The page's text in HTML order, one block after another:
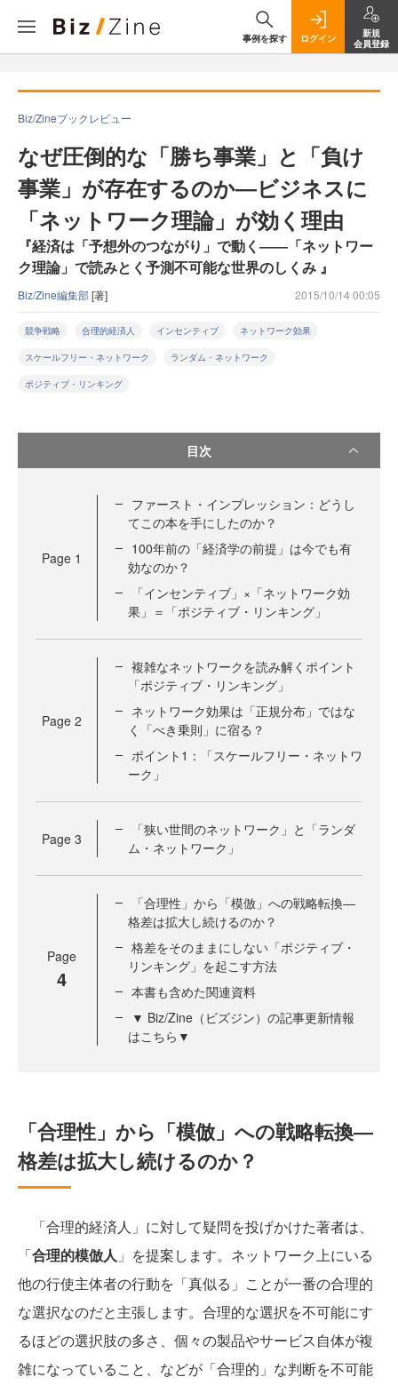
事例を探す ログイン
新規
会員登録
Biz/Zineブックレビュー
なぜ圧倒的な「勝ち事業」と「負け
事業」が存在するのか―ビジネスに
「ネットワーク理論」が効く理由
『経済は「予想外のつながり」で動く――「ネットワー
ク理論」で読みとく予測不可能な世界のしくみ 』
Biz/Zine編集部[著] 2015/10/14 00:05
競争戦略 合理的経済人 インセンティブ ネットワーク効果
スケールフリー・ネットワーク ランダム・ネットワーク
ポジティブ・リンキング
目次
Page 1
ファースト・インプレッション：どうし
てこの本を手にしたのか？
100年前の「経済学の前提」は今でも有
効なのか？
「インセンティブ」×「ネットワーク効
果」＝「ポジティブ・リンキング」
Page 2
複雑なネットワークを読み解くポイント
「ポジティブ・リンキング」
ネットワーク効果は「正規分布」ではな
く「べき乗則」に宿る？
ポイント1：「スケールフリー・ネットワ
ーク」
Page 3
「狭い世間のネットワーク」と「ランダ
ム・ネットワーク」
Page
4
「合理性」から「模倣」への戦略転換―
格差は拡大し続けるのか？
格差をそのままにしない「ポジティブ・
リンキング」を起こす方法
本書も含めた関連資料
▼ Biz/Zine（ビズジン）の記事更新情報
はこちら▼
「合理性」から「模倣」への戦略転換―
格差は拡大し続けるのか？
「合理的経済人」に対して疑問を投げかけた著者は、
「合理的模倣人 」を提案します。ネットワーク上にいる
他の行使主体者の行動を「真似る」ことが一番の合理的
な選択なのだと主張します。合理的な選択を不可能にす
るほどの選択肢の多さ、個々の製品やサービス自体が複
雑になっていること、などが「合理的」な判断を不可能